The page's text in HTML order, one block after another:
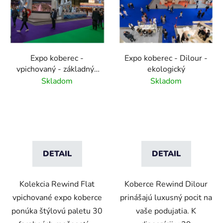
Expo koberec -
vpichovaný - základný-
30 farieb
Skladom
DETAIL
Kolekcia Rewind Flat
vpichované expo koberce
ponúka štýlovú paletu 30
Expo koberec - Dilour -
ekologický
Skladom
DETAIL
Koberce Rewind Dilour
prinášajú luxusný pocit na
vaše podujatia. K